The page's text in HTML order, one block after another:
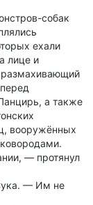
собак
ехали
лице и
размахивающий
а также
вооружённых
— протянул
— Им не